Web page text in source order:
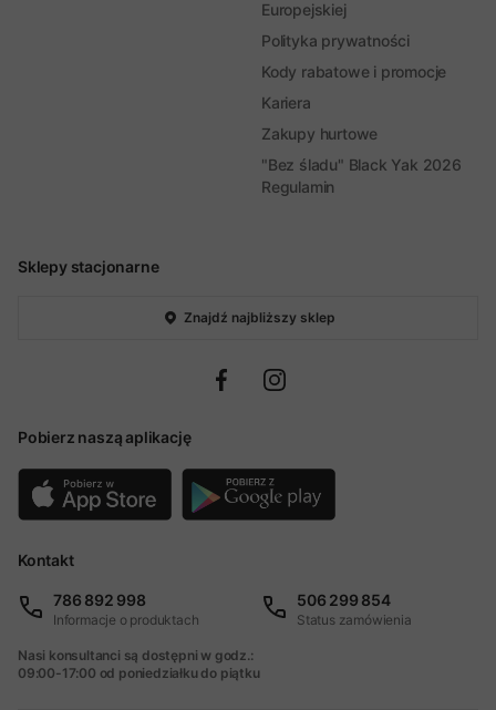
Sklepy stacjonarne
Znajdź najbliższy sklep
Pobierz naszą aplikację
Europejskiej
Polityka prywatności
Kody rabatowe i promocje
Kariera
Zakupy hurtowe
"Bez śladu" Black Yak 2026
Regulamin
Kontakt
786 892 998
Informacje o produktach
506 299 854
Status zamówienia
Nasi konsultanci są dostępni w godz.:
09:00-17:00 od poniedziałku do piątku